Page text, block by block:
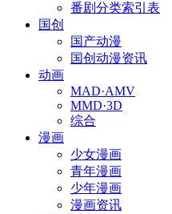
番剧分类索引表
国创
国产动漫
国创动漫资讯
动画
MAD·AMV
MMD·3D
综合
漫画
少女漫画
青年漫画
少年漫画
漫画资讯